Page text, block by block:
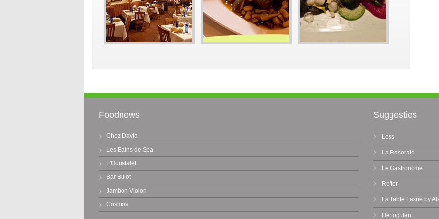
Foodnews
Chez Davia
Les Bains de Spa
L'Ouustalet
Bar Bulot
Jambon Violon
Cosmos
Suggesties
Less
La Roseraie
Le Gastronome
Refter
La Table Lasne by
Hertog Jan